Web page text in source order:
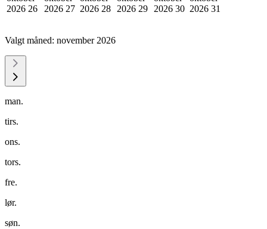
2026 26
2026 27 2026 28
2026 29
2026 30 2026 31
Valgt måned: november 2026
man.
tirs.
ons.
tors.
fre.
lør.
søn.